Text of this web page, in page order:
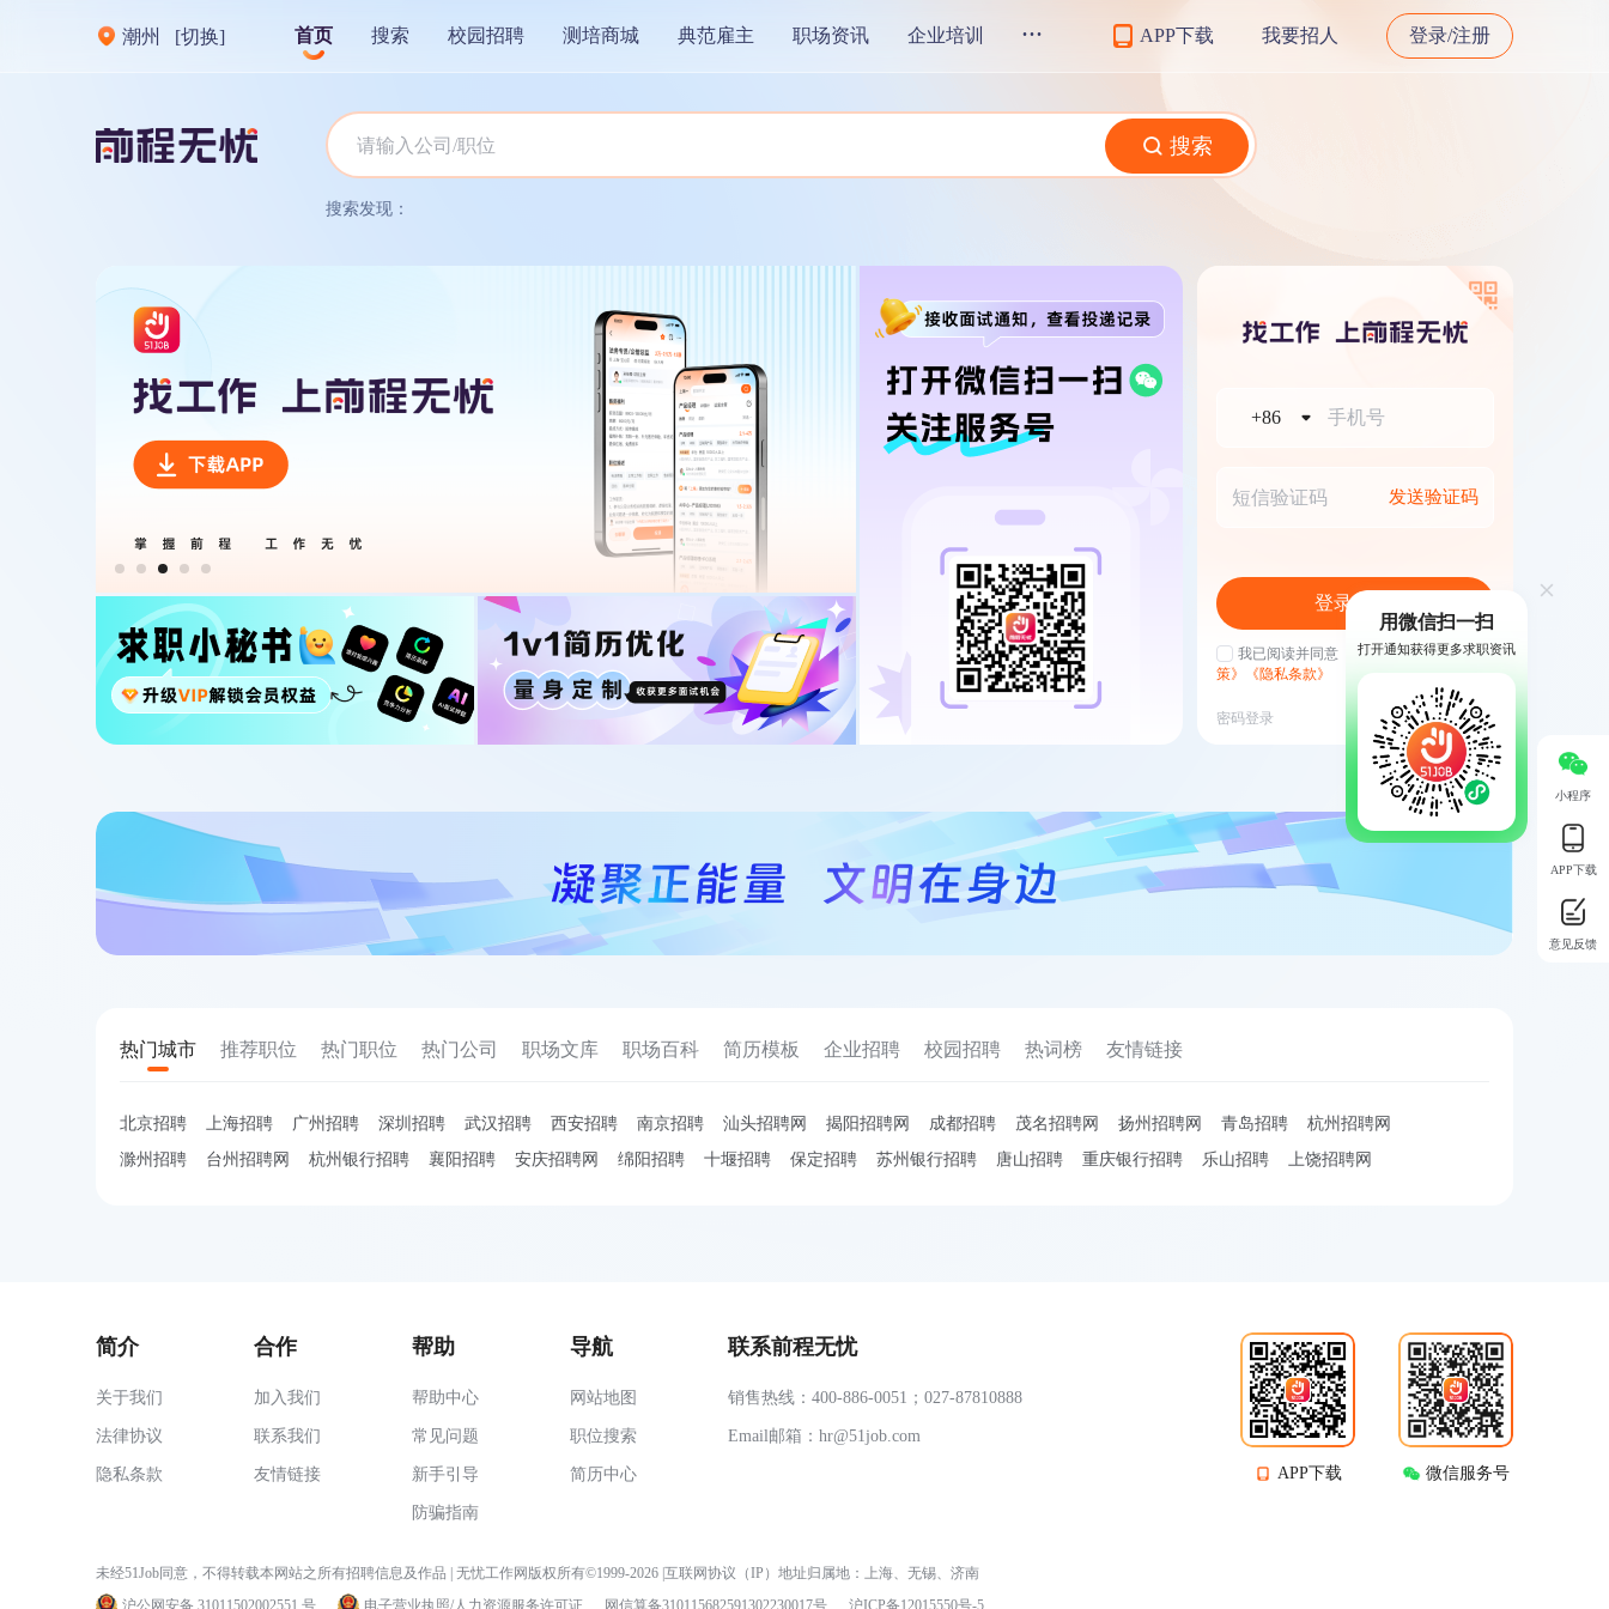
潮州 [切换] 首页 搜索 校园招聘 测培商城 典范雇主 职场资讯 企业培训 ... APP下载 我要招人 登录/注册
搜索
搜索发现：
+86
发送验证码
登录/注册
我已阅读并同意 《用户协议》《登录政
策》
《隐私条款》
密码登录 我要招人
热门城市 推荐职位 热门职位 热门公司 职场文库 职场百科 简历模板 企业招聘 校园招聘 热词榜 友情链接
北京招聘 上海招聘 广州招聘 深圳招聘 武汉招聘 西安招聘 南京招聘 汕头招聘网 揭阳招聘网 成都招聘 茂名招聘网 扬州招聘网 青岛招聘
杭州招聘网
滁州招聘
台州招聘网 杭州银行招聘 襄阳招聘 安庆招聘网 绵阳招聘 十堰招聘 保定招聘 苏州银行招聘 唐山招聘 重庆银行招聘 乐山招聘 上饶招聘网
简介
关于我们
法律协议
隐私条款
合作
加入我们
联系我们
友情链接
帮助
帮助中心
常见问题
新手引导
防骗指南
导航
网站地图
职位搜索
简历中心
联系前程无忧
销售热线：400-886-0051；027-87810888
Email邮箱： hr@51job.com
APP下载 微信服务号
未经51Job同意，不得转载本网站之所有招聘信息及作品 | 无忧工作网版权所有©1999-2026 |互联网协议（IP）地址归属地：上海、无锡、济南
沪公网安备 31011502002551 号
电子营业执照/人力资源服务许可证 网信算备310115682591302230017号 沪ICP备12015550号-5
小程序
APP下载
意见反馈
用微信扫一扫
打开通知获得更多求职资讯